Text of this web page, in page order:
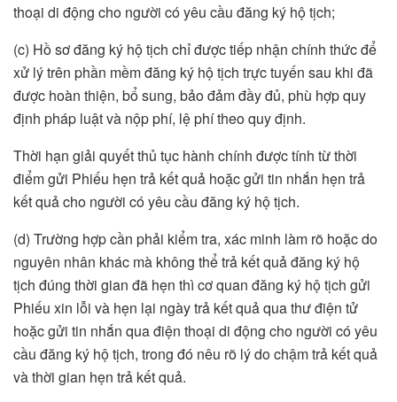
thoại di động cho người có yêu cầu đăng ký hộ tịch;
(c) Hồ sơ đăng ký hộ tịch chỉ được tiếp nhận chính thức để
xử lý trên phần mềm đăng ký hộ tịch trực tuyến sau khi đã
được hoàn thiện, bổ sung, bảo đảm đầy đủ, phù hợp quy
định pháp luật và nộp phí, lệ phí theo quy định.
Thời hạn giải quyết thủ tục hành chính được tính từ thời
điểm gửi Phiếu hẹn trả kết quả hoặc gửi tin nhắn hẹn trả
kết quả cho người có yêu cầu đăng ký hộ tịch.
(d) Trường hợp cần phải kiểm tra, xác minh làm rõ hoặc do
nguyên nhân khác mà không thể trả kết quả đăng ký hộ
tịch đúng thời gian đã hẹn thì cơ quan đăng ký hộ tịch gửi
Phiếu xin lỗi và hẹn lại ngày trả kết quả qua thư điện tử
hoặc gửi tin nhắn qua điện thoại di động cho người có yêu
cầu đăng ký hộ tịch, trong đó nêu rõ lý do chậm trả kết quả
và thời gian hẹn trả kết quả.